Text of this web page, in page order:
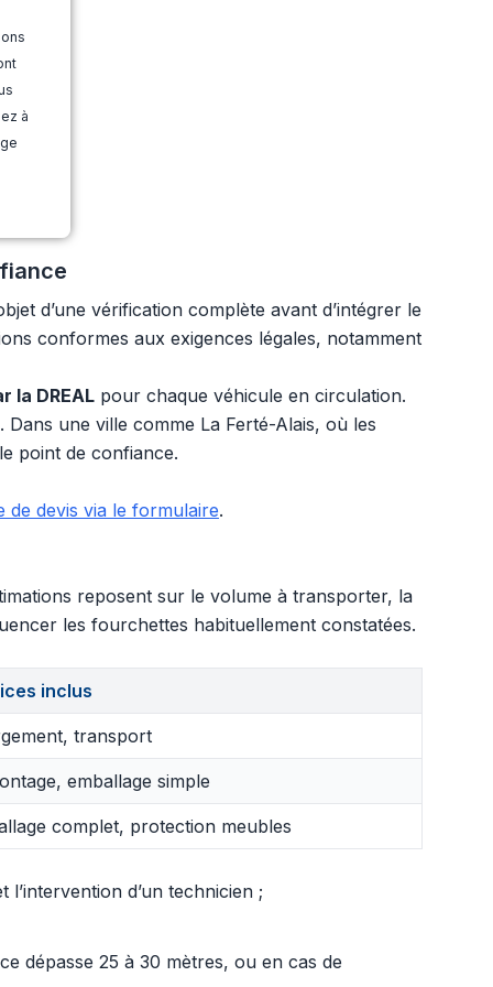
à
d’une vérification complète avant d’intégrer le
conformes aux exigences légales, notamment
la DREAL pour chaque véhicule en circulation.
une ville comme La Ferté-Alais, où les
point de confiance.
de devis via le formulaire.
reposent sur le volume à transporter, la
les fourchettes habituellement constatées.
inclus
transport
emballage simple
complet, protection meubles
d’un technicien ;
dépasse 25 à 30 mètres, ou en cas de